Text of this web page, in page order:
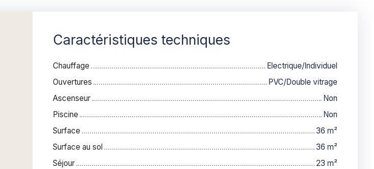
Caractéristiques techniques
Chauffage
Electrique/Individuel
Ouvertures
PVC/Double vitrage
Ascenseur
Non
Piscine
Non
Surface
36 m²
Surface au sol
36 m²
Séjour
23 m²